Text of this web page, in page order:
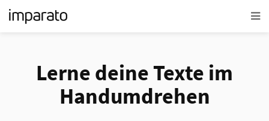
Lerne deine Texte im
Handumdrehen